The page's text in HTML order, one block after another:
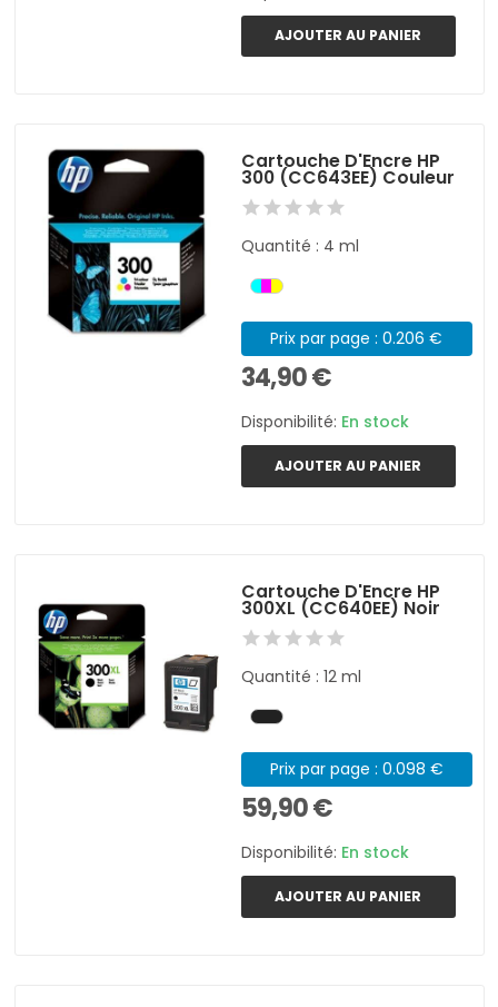
AJOUTER AU PANIER
Cartouche D'Encre HP
300 (CC643EE) Couleur
Quantité : 4 ml
Prix par page : 0.206 €
34,90 €
Disponibilité: En stock
AJOUTER AU PANIER
Cartouche D'Encre HP
300XL (CC640EE) Noir
Quantité : 12 ml
Prix par page : 0.098 €
59,90 €
Disponibilité: En stock
AJOUTER AU PANIER